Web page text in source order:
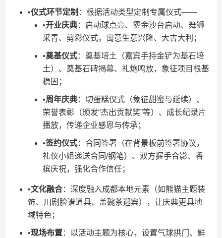
•​​仪式环节定制​ ​：根据活动类型定制专属仪式——
•​​开业庆典​​：启动球点亮、鎏金沙台启动、舞狮
采青、剪彩仪式，寓意生意兴隆、大吉大利；
•​​奠基仪式​​：奠基培土（嘉宾手持金铲为基石培
土）、奠基石碑揭幕、礼炮鸣放，象征项目根基
稳固；
•​​周年庆典​​：切蛋糕仪式（象征甜蜜与延续）、
荣誉表彰（颁发“杰出贡献奖”等）、成长纪录片
播放，传递企业感恩与传承；
•​​签约仪式​​：合同签署（在背景板前签署协议，
礼仪小姐递送合同/钢笔）、双方握手合影、香
槟庆祝，强化合作信任；
•​​文化融合​​：深度融入成都本地元素（如熊猫主题装
饰、川剧脸谱道具、盖碗茶迎宾），让庆典更具地
域特色；
•​​现场布置​​：以活动主题为核心，设置气球拱门、鲜